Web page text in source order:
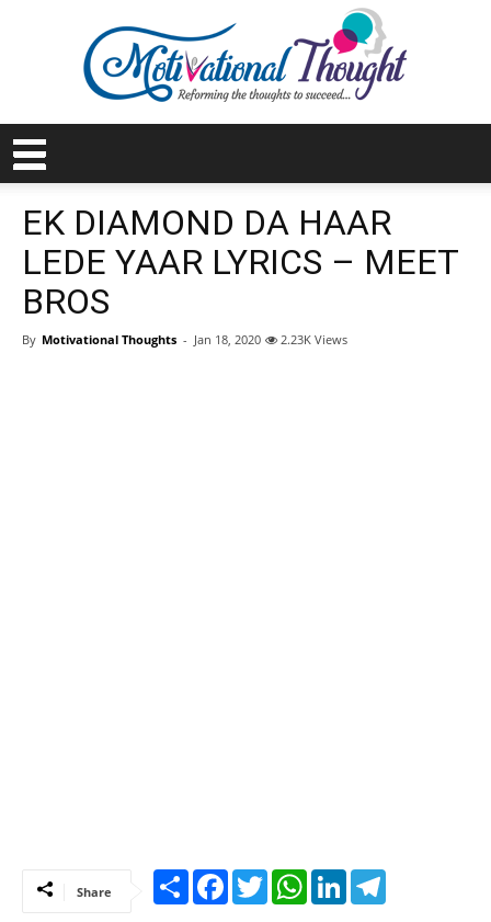
EK DIAMOND DA HAAR
LEDE YAAR LYRICS – MEET
BROS
By Motivational Thoughts - Jan 18, 2020 2.23K Views
Share
Share FacebookTwitterWhatsApp
LinkedIn